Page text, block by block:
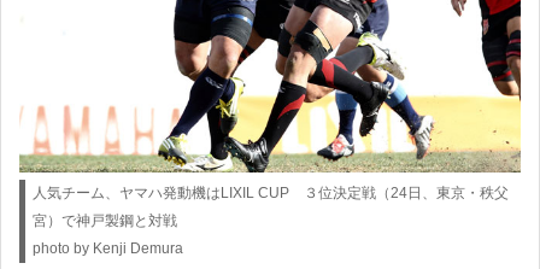
人気チーム、ヤマハ発動機はLIXIL CUP ３位決定戦（24日、東京・秩父
宮）で神戸製鋼と対戦
photo by Kenji Demura